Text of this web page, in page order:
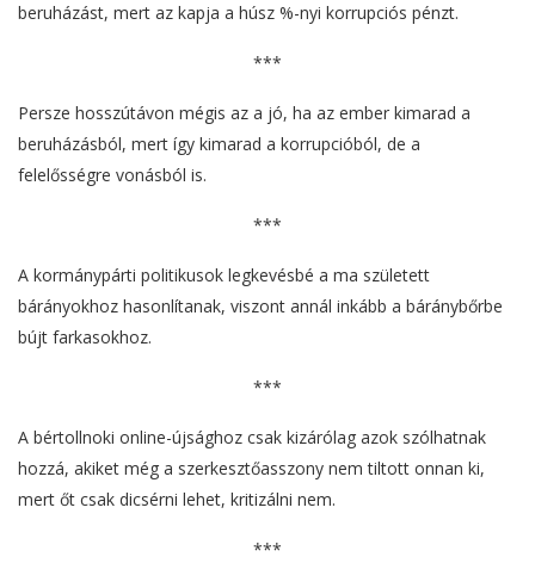
beruházást, mert az kapja a húsz %-nyi korrupciós pénzt.
***
Persze hosszútávon mégis az a jó, ha az ember kimarad a
beruházásból, mert így kimarad a korrupcióból, de a
felelősségre vonásból is.
***
A kormánypárti politikusok legkevésbé a ma született
bárányokhoz hasonlítanak, viszont annál inkább a báránybőrbe
bújt farkasokhoz.
***
A bértollnoki online-újsághoz csak kizárólag azok szólhatnak
hozzá, akiket még a szerkesztőasszony nem tiltott onnan ki,
mert őt csak dicsérni lehet, kritizálni nem.
***